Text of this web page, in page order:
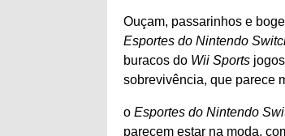
Ouçam, passarinhos e
Esportes do Nintendo
buracos do Wii Sports
sobrevivência, que parece
o Esportes do Nintendo
parecem estar na moda,